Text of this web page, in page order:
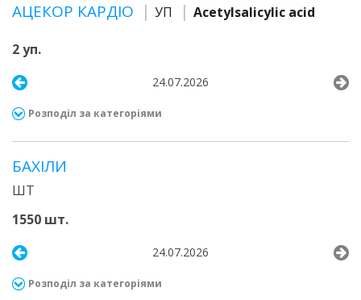
АЦЕКОР КАРДІО УП Acetylsalicylic acid
2 уп.
24.07.2026
Розподіл за категоріями
БАХІЛИ
ШТ
1550 шт.
24.07.2026
Розподіл за категоріями